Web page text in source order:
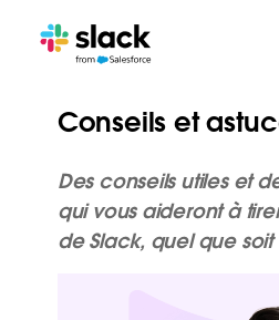
Conseils et
Des conseils utiles et
qui vous aideront à
de Slack, quel que soit